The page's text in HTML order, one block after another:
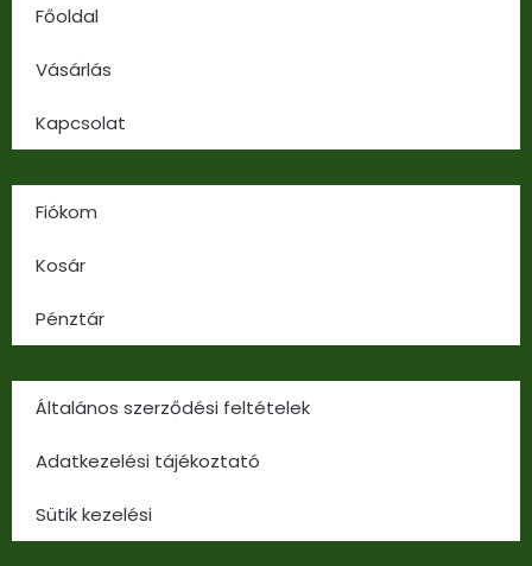
Főoldal
Vásárlás
Kapcsolat
Fiókom
Kosár
Pénztár
Általános szerződési feltételek
Adatkezelési tájékoztató
Sütik kezelési